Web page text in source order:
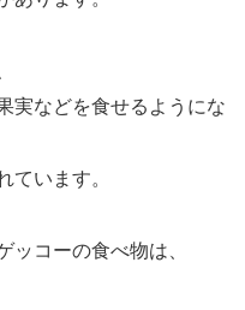
実などを食せるようにな
ています。
ッコーの食べ物は、